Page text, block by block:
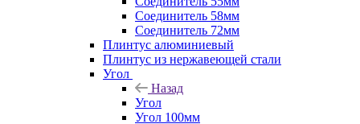
Соединитель 58мм
Соединитель 72мм
Плинтус алюминиевый
Плинтус из нержавеющей стали
Угол
Назад
Угол
Угол 100мм